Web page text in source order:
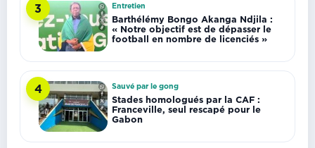
3 Entretien
Barthélémy Bongo Akanga Ndjila :
« Notre objectif est de dépasser le
football en nombre de licenciés »
4 Sauvé par le gong
Stades homologués par la CAF :
Franceville, seul rescapé pour le
Gabon